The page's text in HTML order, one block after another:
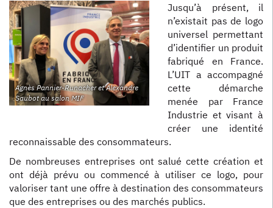
Agnès Pannier-Runacher et Alexandre
Saubot au salon MIF
Jusqu’à présent, il
n’existait pas de logo
universel permettant
d’identifier un produit
fabriqué en France.
L’UIT a accompagné
cette démarche
menée par France
Industrie et visant à
créer une identité
reconnaissable des consommateurs.
De nombreuses entreprises ont salué cette création et
ont déjà prévu ou commencé à utiliser ce logo, pour
valoriser tant une offre à destination des consommateurs
que des entreprises ou des marchés publics.